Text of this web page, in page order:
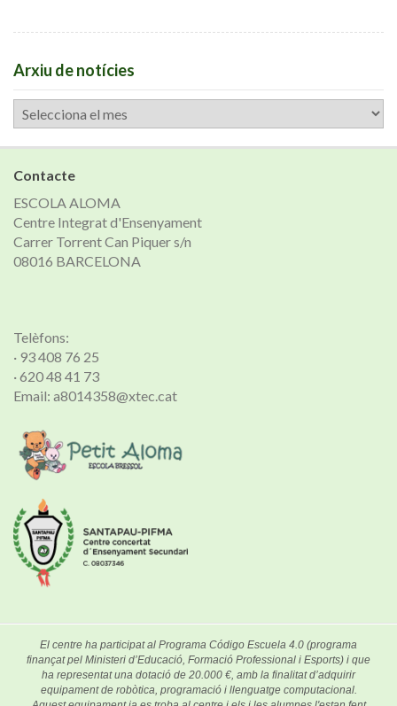
Arxiu de notícies
Arxiu
de
notícies
Contacte
ESCOLA ALOMA
Centre Integrat d'Ensenyament
Carrer Torrent Can Piquer s/n
08016 BARCELONA
Telèfons:
· 93 408 76 25
· 620 48 41 73
Email: a8014358@xtec.cat
El centre ha participat al Programa Código Escuela 4.0 (programa
finançat pel Ministeri d’Educació, Formació Professional i Esports) i que
ha representat una dotació de 20.000 €, amb la finalitat d’adquirir
equipament de robòtica, programació i llenguatge computacional.